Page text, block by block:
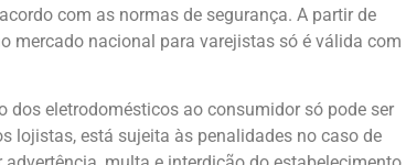
com as normas de segurança. A partir de
mercado nacional para varejistas só é válida com
dos eletrodomésticos ao consumidor só pode ser
lojistas, está sujeita às penalidades no caso de